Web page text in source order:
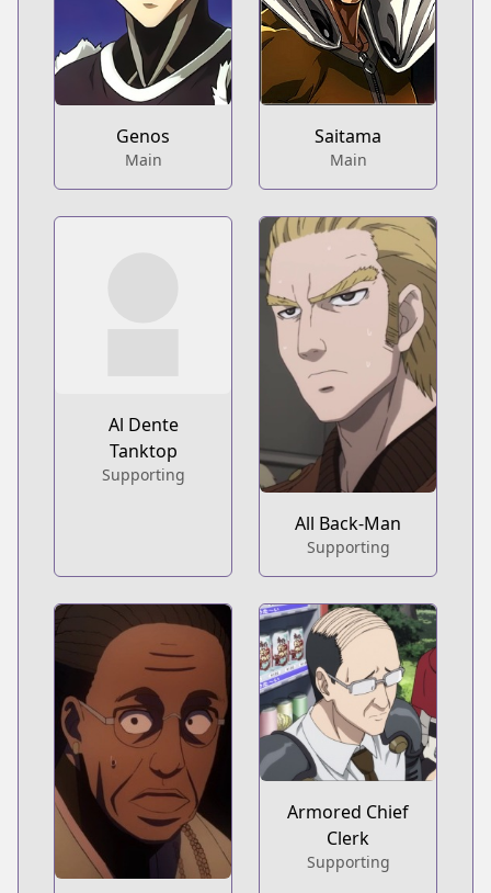
Genos
Main
Saitama
Main
Al Dente
Tanktop
Supporting
All Back-Man
Supporting
Armored Chief
Clerk
Supporting